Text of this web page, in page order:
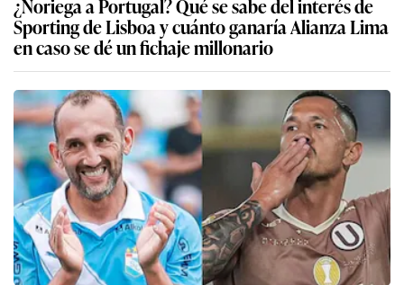
Sporting de Lisboa y cuánto ganaría Alianza Lima
en caso se dé un fichaje millonario